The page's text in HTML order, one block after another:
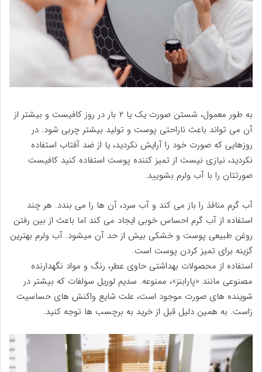
به طور معمول، شستن صورت یک یا ۲ بار در روز کافیست و بیشتر از
آن می تواند باعث ناراحتی پوست و تولید بیشتر چربی شود. در
روزهایی که صورت خود را آرایش نکردید، یا از ضد آفتاب استفاده
نکردید، نیازی نیست از تمیز کننده پوست استفاده کنید کافیست
صورتتان را با آب ولرم بشویید.
آب گرم منافذ را باز می کند و آب سرد، آن ها را می بندد. هر چند
استفاده از آب گرم احساس خوبی ایجاد می کند اما باعث از بین رفتن
روغن طبیعی پوست و خشکی بیش از حد آن میشود. آب ولرم بهترین
گزینه برای تمیز کردن پوست است.
استفاده از محصولات بهداشتی حاوی عطر، رنگ و مواد نگهدارنده
مصنوعی مانند «پارابنز»، ممنوعه. سدیم لوریل سولفات که بیشتر در
شوینده های صورت موجود است، علت شایع واکنش های حساسیت
زاست. به همین دلیل قبل از خرید به برچسب ها توجه کنید.